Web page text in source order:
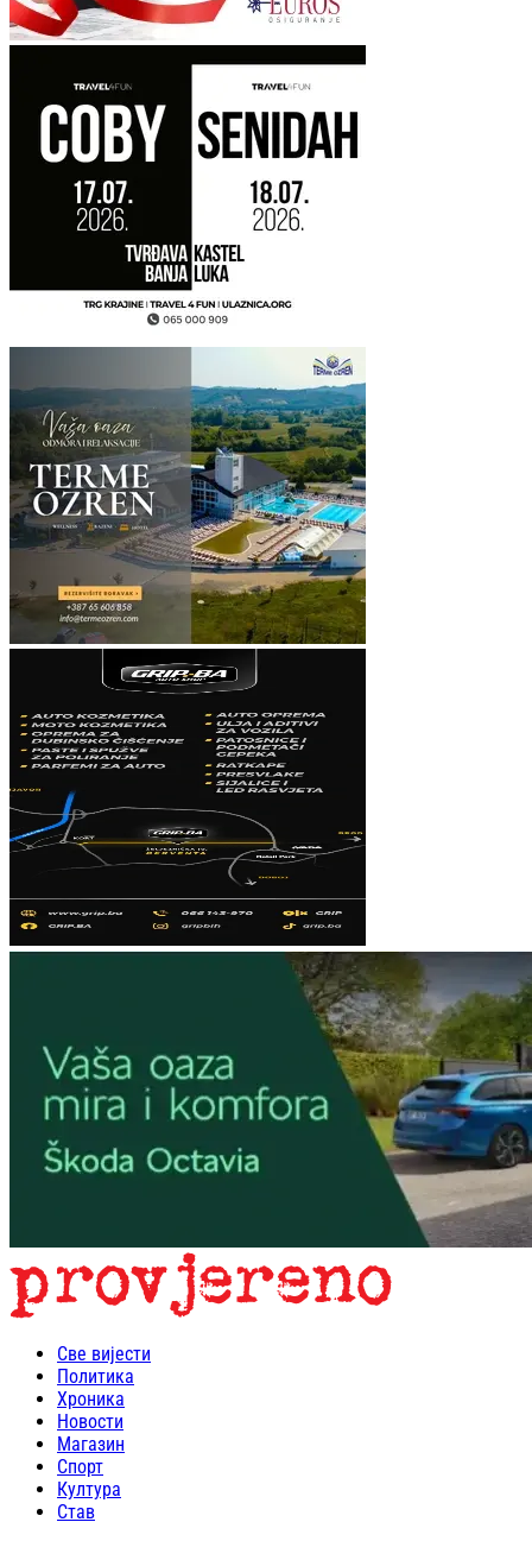
Све вијести
Политика
Хроника
Новости
Магазин
Спорт
Култура
Став